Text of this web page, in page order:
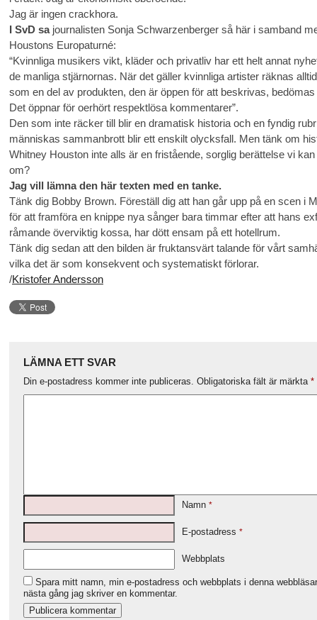
Jag är ingen crackhora.
I SvD sajournalisten Sonja Schwarzenberger så här i samband
Houstons Europaturné:
“Kvinnliga musikers vikt, kläder och privatliv har ett helt annat
de manliga stjärnornas. När det gäller kvinnliga artister räknas
som en del av produkten, den är öppen för att beskrivas,
Det öppnar för oerhört respektlösa kommentarer”.
Den som inte räcker till blir en dramatisk historia och en fyndig
människas sammanbrott blir ett enskilt olycksfall. Men tänk om
Whitney Houston inte alls är en fristående, sorglig berättelse vi
om?
Jag vill lämna den här texten med en tanke.
Tänk dig Bobby Brown. Föreställ dig att han går upp på en scen i
för att framföra en knippe nya sånger bara timmar efter att hans
råmande överviktig kossa, har dött ensam på ett hotellrum.
Tänk dig sedan att den bilden är fruktansvärt talande för vårt
vilka det är som konsekvent och systematiskt förlorar.
/Kristofer Andersson
LÄMNA ETT SVAR
Din e-postadress kommer inte publiceras. Obligatoriska fält är märkta *
Namn *
E-postadress *
Webbplats
Spara mitt namn, min e-postadress och webbplats i denna
nästa gång jag skriver en kommentar.